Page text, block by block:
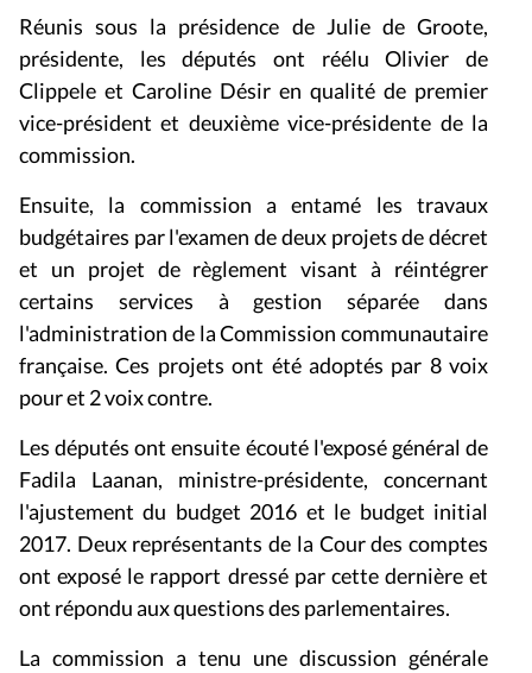
Réunis sous la présidence de Julie de Groote,
présidente, les députés ont réélu Olivier de
Clippele et Caroline Désir en qualité de premier
vice-président et deuxième vice-présidente de la
commission.
Ensuite, la commission a entamé les travaux
budgétaires par l'examen de deux projets de décret
et un projet de règlement visant à réintégrer
certains services à gestion séparée dans
l'administration de la Commission communautaire
française. Ces projets ont été adoptés par 8 voix
pour et 2 voix contre.
Les députés ont ensuite écouté l'exposé général de
Fadila Laanan, ministre-présidente, concernant
l'ajustement du budget 2016 et le budget initial
2017. Deux représentants de la Cour des comptes
ont exposé le rapport dressé par cette dernière et
ont répondu aux questions des parlementaires.
La commission a tenu une discussion générale